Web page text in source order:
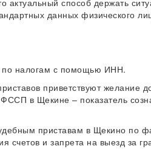
способ держать
данных физического
по налогам с помощью ИНН.
приветствуют желание
в Щекине – показатель
приставам в Щекино по
счетов и запрета на выезд за